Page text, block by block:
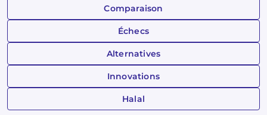
Comparaison
Échecs
Alternatives
Innovations
Halal